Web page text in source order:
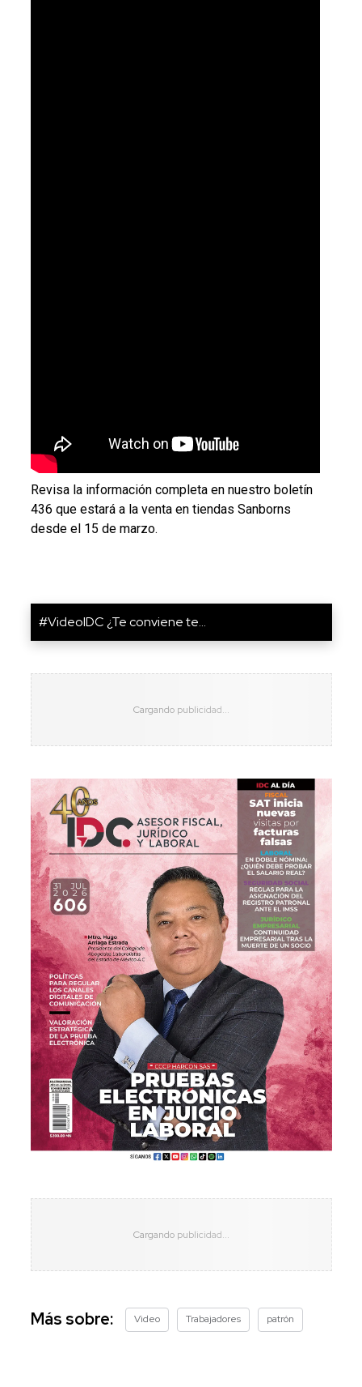
Revisa la información completa en nuestro boletín
436 que estará a la venta en tiendas Sanborns
desde el 15 de marzo.
#VideoIDC ¿Te conviene te...
Más sobre: Video Trabajadores patrón